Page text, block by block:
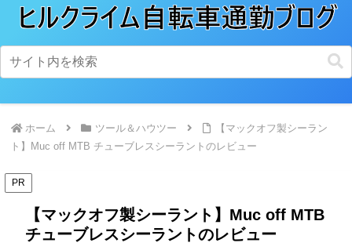
ホーム ツール＆ハウツー
【マックオフ製シーラン
ト】Muc off MTB チューブレスシーラントのレビュー
PR
【マックオフ製シーラント】Muc off MTB
チューブレスシーラントのレビュー